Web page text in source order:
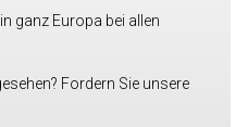
ganz Europa bei allen
Fordern Sie unsere